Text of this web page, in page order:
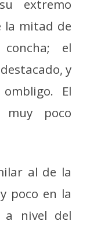
extremo
la mitad de
el
y
El
muy poco
al de la
poco en la
a nivel del